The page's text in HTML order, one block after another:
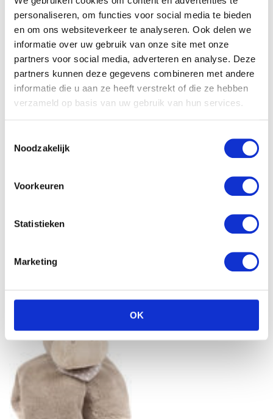
personaliseren, om functies voor social media te bieden
en om ons websiteverkeer te analyseren. Ook delen we
informatie over uw gebruik van onze site met onze
partners voor social media, adverteren en analyse. Deze
partners kunnen deze gegevens combineren met andere
informatie die u aan ze heeft verstrekt of die ze hebben
verzameld op basis van uw gebruik van hun services.
Noodzakelijk
Voorkeuren
Statistieken
Marketing
OK
18.36
Hasbro Feed me babies
Triple crown beauties
Mare &amp foal pinto
€23.43